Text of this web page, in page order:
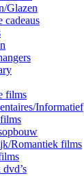
Glazen
cadeaus
films
Informatief
Romantiek films